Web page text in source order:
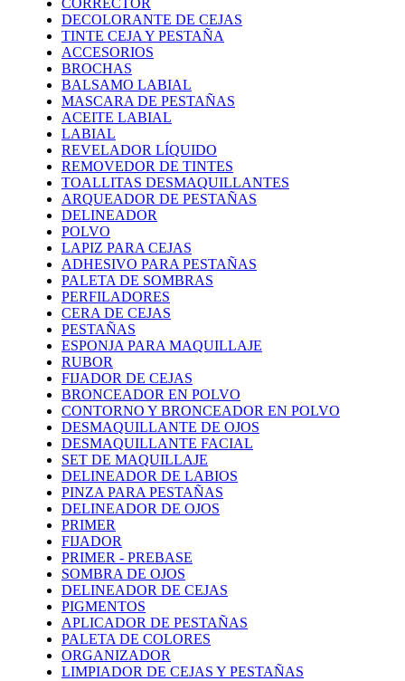
CORRECTOR
DECOLORANTE DE CEJAS
TINTE CEJA Y PESTAÑA
ACCESORIOS
BROCHAS
BALSAMO LABIAL
MASCARA DE PESTAÑAS
ACEITE LABIAL
LABIAL
REVELADOR LÍQUIDO
REMOVEDOR DE TINTES
TOALLITAS DESMAQUILLANTES
ARQUEADOR DE PESTAÑAS
DELINEADOR
POLVO
LAPIZ PARA CEJAS
ADHESIVO PARA PESTAÑAS
PALETA DE SOMBRAS
PERFILADORES
CERA DE CEJAS
PESTAÑAS
ESPONJA PARA MAQUILLAJE
RUBOR
FIJADOR DE CEJAS
BRONCEADOR EN POLVO
CONTORNO Y BRONCEADOR EN POLVO
DESMAQUILLANTE DE OJOS
DESMAQUILLANTE FACIAL
SET DE MAQUILLAJE
DELINEADOR DE LABIOS
PINZA PARA PESTAÑAS
DELINEADOR DE OJOS
PRIMER
FIJADOR
PRIMER - PREBASE
SOMBRA DE OJOS
DELINEADOR DE CEJAS
PIGMENTOS
APLICADOR DE PESTAÑAS
PALETA DE COLORES
ORGANIZADOR
LIMPIADOR DE CEJAS Y PESTAÑAS